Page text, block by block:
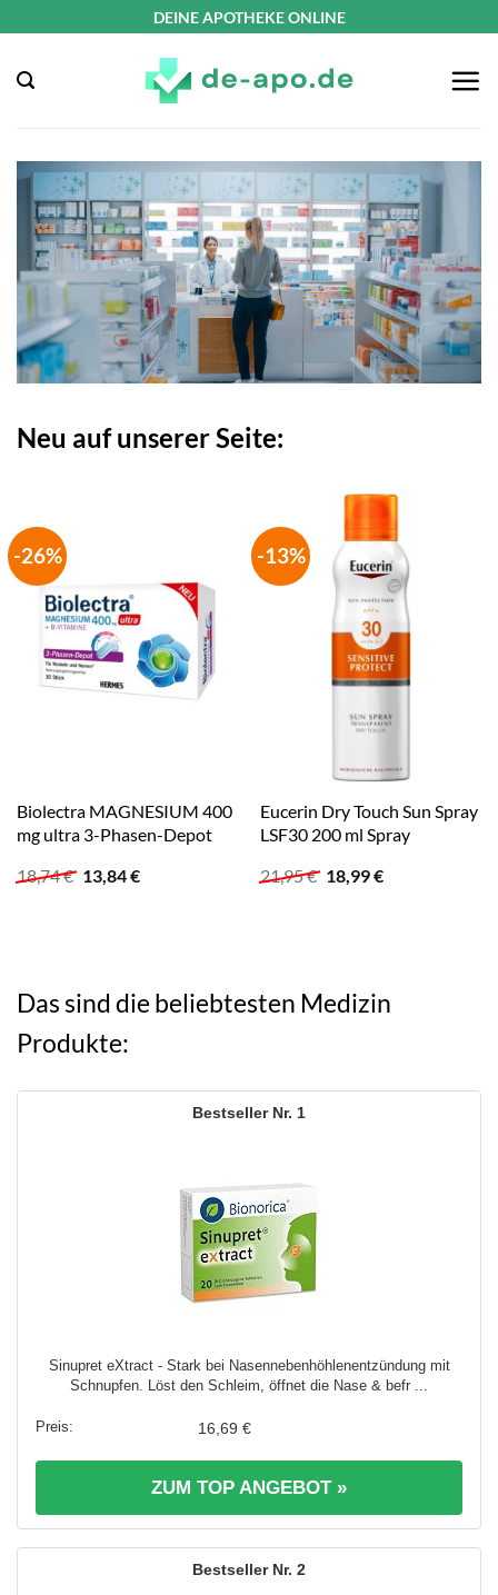
springen
DEINE APOTHEKE ONLINE
Neu auf unserer Seite:
-26%
Biolectra MAGNESIUM 400
mg ultra 3-Phasen-Depot
18,74€ Ursprünglicher
13,84€Aktueller
-13%
Eucerin Dry Touch Sun Spray
LSF30 200 ml Spray
21,95€ Ursprünglicher
18,99€Aktueller
Das sind die beliebtesten Medizin
Produkte:
1
Sinupret eXtract - Stark bei Nasennebenhöhlenentzündung mit
Schnupfen. Löst den Schleim, öffnet die Nase & befr ...
16,69 €
ZUM TOP ANGEBOT »
2